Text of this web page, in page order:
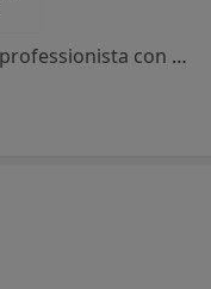
Questo centro non ha nessun professionista con date disponibili